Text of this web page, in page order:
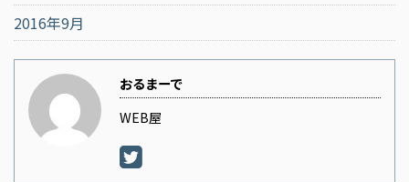
2016年9月
おるまーで
WEB屋